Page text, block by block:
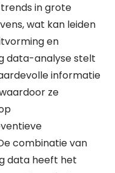
in grote
wat kan leiden
en
data-analyse stelt
informatie
ze
combinatie van
data heeft het